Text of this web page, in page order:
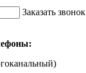
Заказать звонок